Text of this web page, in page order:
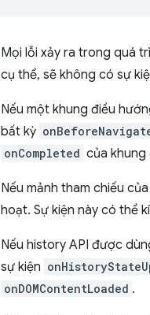
Mọi lỗi xảy ra trong quá
cụ thể, sẽ không có sự
Nếu một khung điều
bất kỳ
onCompleted của
Nếu mảnh tham chiếu
hoạt. Sự kiện này có thể
Nếu history API được
sự kiện
onDOMContentLoaded .